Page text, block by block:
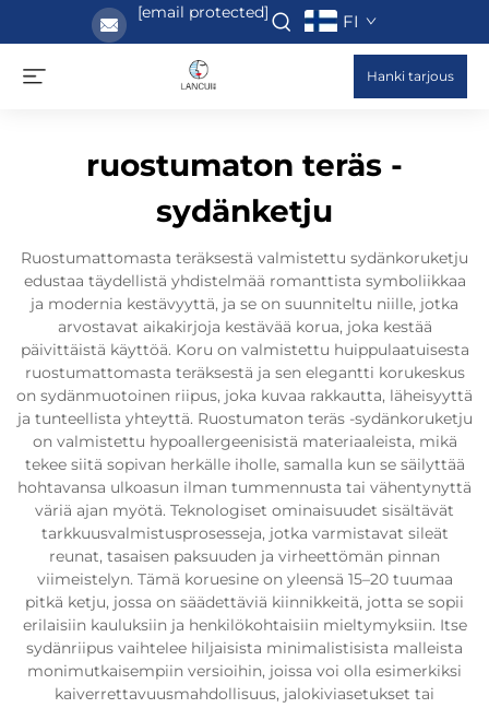
[email protected] FI
Hanki tarjous
ruostumaton teräs -
sydänketju
Ruostumattomasta teräksestä valmistettu sydänkoruketju
edustaa täydellistä yhdistelmää romanttista symboliikkaa
ja modernia kestävyyttä, ja se on suunniteltu niille, jotka
arvostavat aikakirjoja kestävää korua, joka kestää
päivittäistä käyttöä. Koru on valmistettu huippulaatuisesta
ruostumattomasta teräksestä ja sen elegantti korukeskus
on sydänmuotoinen riipus, joka kuvaa rakkautta, läheisyyttä
ja tunteellista yhteyttä. Ruostumaton teräs -sydänkoruketju
on valmistettu hypoallergeenisistä materiaaleista, mikä
tekee siitä sopivan herkälle iholle, samalla kun se säilyttää
hohtavansa ulkoasun ilman tummennusta tai vähentynyttä
väriä ajan myötä. Teknologiset ominaisuudet sisältävät
tarkkuusvalmistusprosesseja, jotka varmistavat sileät
reunat, tasaisen paksuuden ja virheettömän pinnan
viimeistelyn. Tämä koruesine on yleensä 15–20 tuumaa
pitkä ketju, jossa on säädettäviä kiinnikkeitä, jotta se sopii
erilaisiin kauluksiin ja henkilökohtaisiin mieltymyksiin. Itse
sydänriipus vaihtelee hiljaisista minimalistisista malleista
monimutkaisempiin versioihin, joissa voi olla esimerkiksi
kaiverrettavuusmahdollisuus, jalokiviasetukset tai